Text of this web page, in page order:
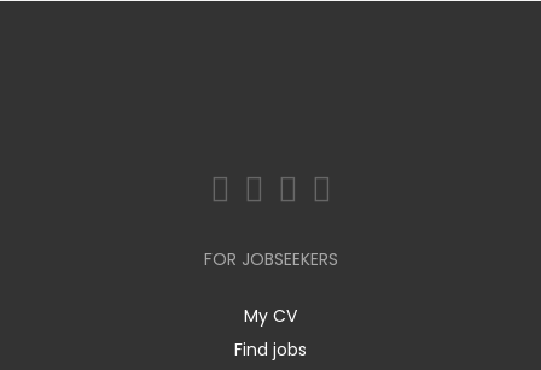
FOR JOBSEEKERS
My CV
Find jobs